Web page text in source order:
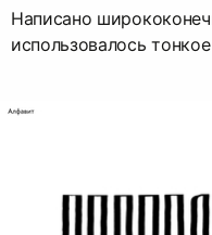
Написано
использовалось